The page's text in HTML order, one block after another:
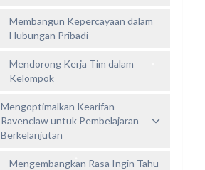
Membangun Kepercayaan dalam
Hubungan Pribadi
Mendorong Kerja Tim dalam
Kelompok
Mengoptimalkan Kearifan
Ravenclaw untuk Pembelajaran
Berkelanjutan
Mengembangkan Rasa Ingin Tahu